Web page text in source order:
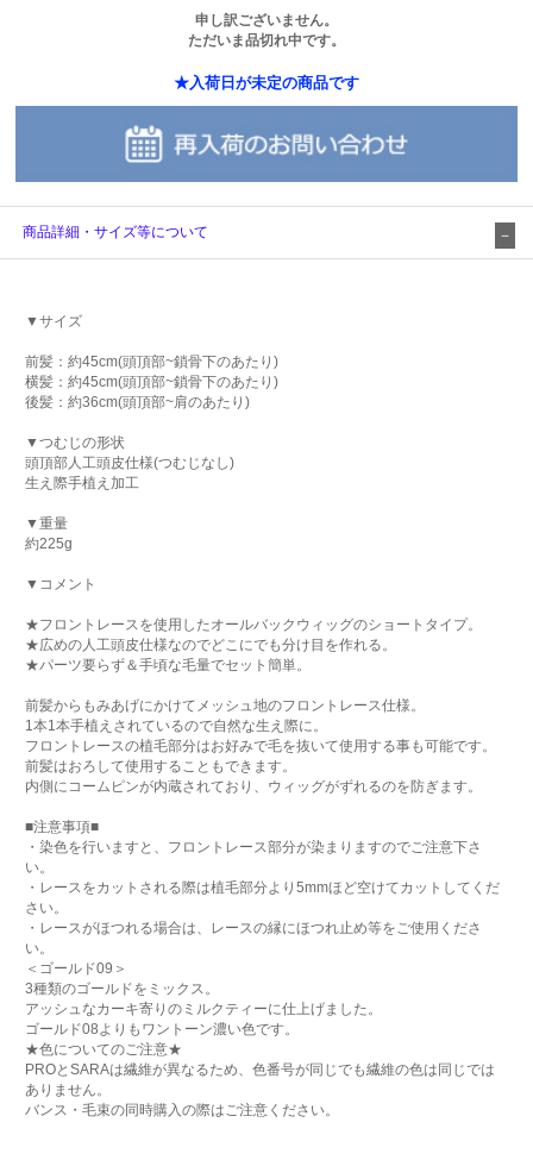
申し訳ございません。
ただいま品切れ中です。
★入荷日が未定の商品です
商品詳細・サイズ等について
▼サイズ
前髪：約45cm(頭頂部~鎖骨下のあたり)
横髪：約45cm(頭頂部~鎖骨下のあたり)
後髪：約36cm(頭頂部~肩のあたり)
▼つむじの形状
頭頂部人工頭皮仕様(つむじなし)
生え際手植え加工
▼重量
約225g
▼コメント
★フロントレースを使用したオールバックウィッグのショートタイプ。
★広めの人工頭皮仕様なのでどこにでも分け目を作れる。
★パーツ要らず＆手頃な毛量でセット簡単。
前髪からもみあげにかけてメッシュ地のフロントレース仕様。
1本1本手植えされているので自然な生え際に。
フロントレースの植毛部分はお好みで毛を抜いて使用する事も可能です。
前髪はおろして使用することもできます。
内側にコームピンが内蔵されており、ウィッグがずれるのを防ぎます。
■注意事項■
・染色を行いますと、フロントレース部分が染まりますのでご注意下さ
い。
・レースをカットされる際は植毛部分より5mmほど空けてカットしてくだ
さい。
・レースがほつれる場合は、レースの縁にほつれ止め等をご使用くださ
い。
＜ゴールド09＞
3種類のゴールドをミックス。
アッシュなカーキ寄りのミルクティーに仕上げました。
ゴールド08よりもワントーン濃い色です。
★色についてのご注意★
PROとSARAは繊維が異なるため、色番号が同じでも繊維の色は同じでは
ありません。
バンス・毛束の同時購入の際はご注意ください。